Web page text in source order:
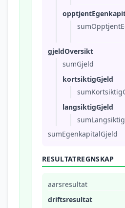
gjeldOversikt
sumGjeld
kortsiktigGjeld
langsiktigGjeld
sumEgenkapitalGjeld
RESULTATREGNSKAP
aarsresultat
driftsresultat